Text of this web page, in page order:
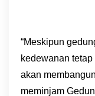
“Meskipun
kedewanan
akan
meminjam